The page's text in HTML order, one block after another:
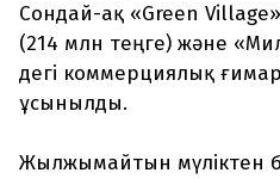
Сондай-ақ «Green
(214 млн теңге) және
дегі коммерциялық
ұсынылды.
Жылжымайтын мүліктен